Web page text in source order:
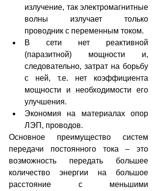
излучение, так электромагнитные
волны излучает только
проводник с переменным током.
В сети нет реактивной
(паразитной) мощности и,
следовательно, затрат на борьбу
с ней, т.е. нет коэффициента
мощности и необходимости его
улучшения.
Экономия на материалах опор
ЛЭП, проводов.
Основное преимущество систем
передачи постоянного тока – это
возможность передать большее
количество энергии на большое
расстояние с меньшими